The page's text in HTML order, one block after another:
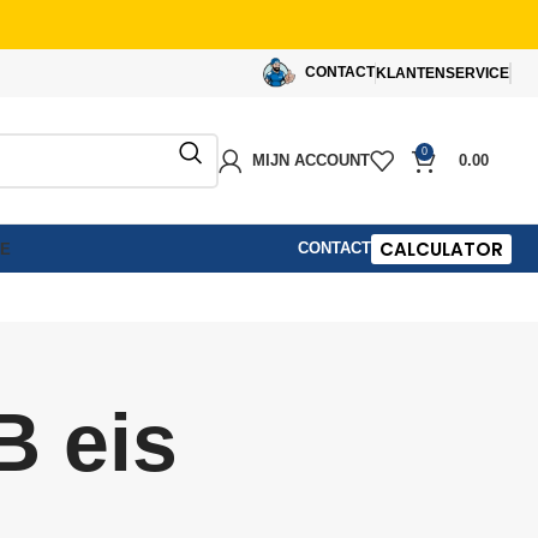
CONTACT KLANTENSERVICE
MIJN ACCOUNT
0
0.00
CONTACT CALCULATOR
eis